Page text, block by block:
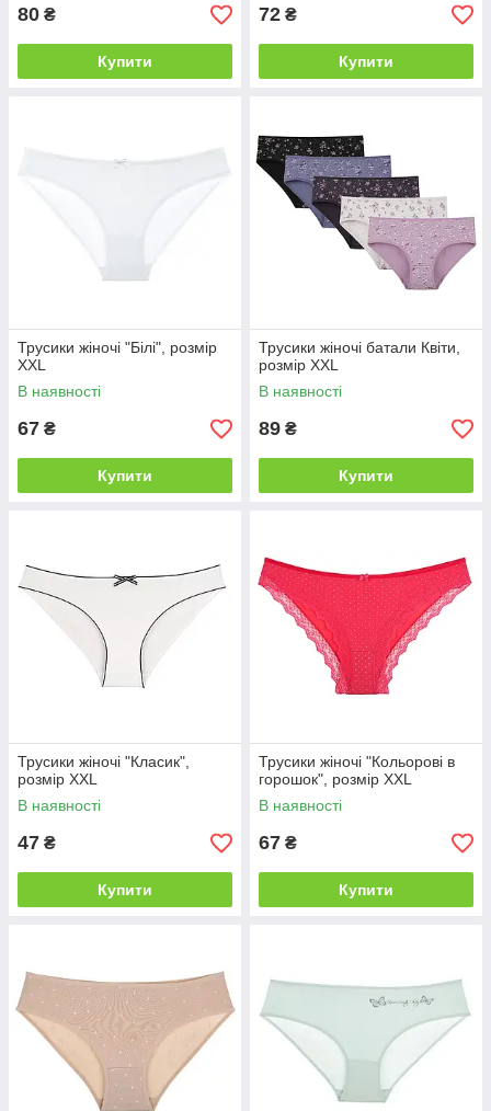
80 ₴
Купити
72 ₴
Купити
Трусики жіночі "Білі", розмір
XXL
В наявності
67 ₴
Купити
Трусики жіночі батали Квіти,
розмір XXL
В наявності
89 ₴
Купити
Трусики жіночі "Класик",
розмір XXL
В наявності
47 ₴
Купити
Трусики жіночі "Кольорові в
горошок", розмір XXL
В наявності
67 ₴
Купити